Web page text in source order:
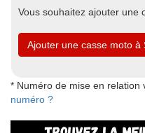
Vous souhaitez ajouter une
Ajouter une casse moto à
* Numéro de mise en relation
numéro ?